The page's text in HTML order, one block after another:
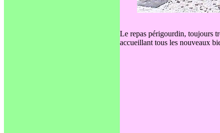
Le repas périgourdin, toujours
accueillant tous les nouveaux